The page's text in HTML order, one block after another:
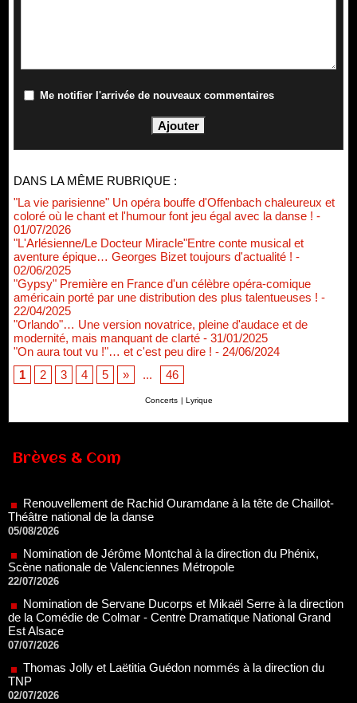
Me notifier l'arrivée de nouveaux commentaires
DANS LA MÊME RUBRIQUE :
"La vie parisienne" Un opéra bouffe d'Offenbach chaleureux et
coloré où le chant et l'humour font jeu égal avec la danse ! -
01/07/2026
"L'Arlésienne/Le Docteur Miracle"Entre conte musical et
aventure épique… Georges Bizet toujours d'actualité ! -
02/06/2025
"Gypsy" Première en France d'un célèbre opéra-comique
américain porté par une distribution des plus talentueuses ! -
22/04/2025
"Orlando"… Une version novatrice, pleine d'audace et de
modernité, mais manquant de clarté - 31/01/2025
"On aura tout vu !"… et c'est peu dire ! - 24/06/2024
1
2 3 4 5 » ... 46
Concerts | Lyrique
Brèves & Com
Renouvellement de Rachid Ouramdane à la tête de Chaillot-
Nomination de Jérôme Montchal à la direction du Phénix,
Scène nationale de Valenciennes Métropole
22/07/2026
Nomination de Servane Ducorps et Mikaël Serre à la direction
de la Comédie de Colmar - Centre Dramatique National Grand
Est Alsace
07/07/2026
Thomas Jolly et Laëtitia Guédon nommés à la direction du
TNP
02/07/2026
Fonds SACD Théâtre : les lauréats 2026
23/06/2026